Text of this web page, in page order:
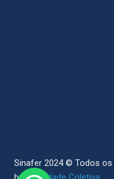
Sinafer 2024 © Todos